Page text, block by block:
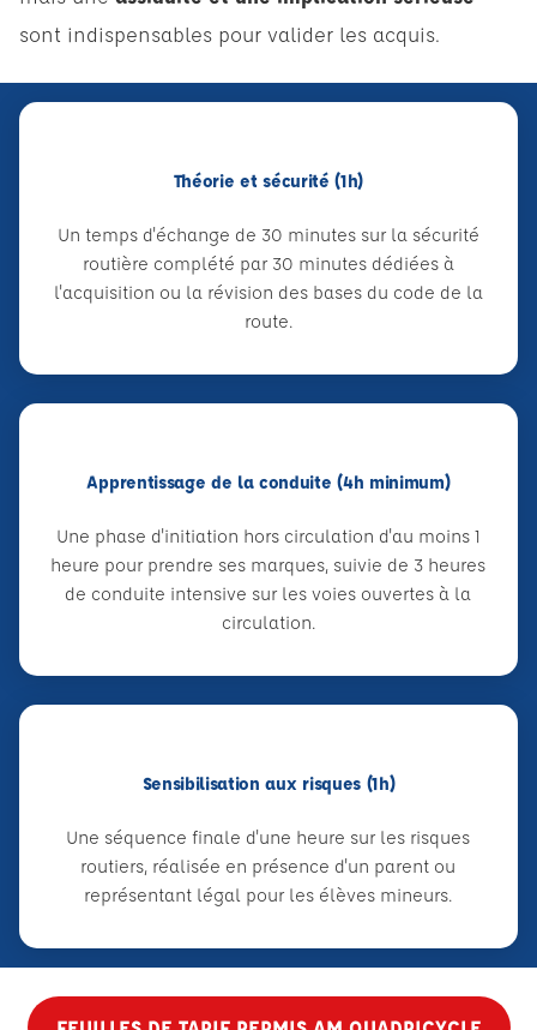
sont indispensables pour valider les acquis.
Théorie et sécurité (1h)
Un temps d'échange de 30 minutes sur la sécurité
routière complété par 30 minutes dédiées à
l'acquisition ou la révision des bases du code de la
route.
Apprentissage de la conduite (4h minimum)
Une phase d'initiation hors circulation d'au moins 1
heure pour prendre ses marques, suivie de 3 heures
de conduite intensive sur les voies ouvertes à la
circulation.
Sensibilisation aux risques (1h)
Une séquence finale d'une heure sur les risques
routiers, réalisée en présence d'un parent ou
représentant légal pour les élèves mineurs.